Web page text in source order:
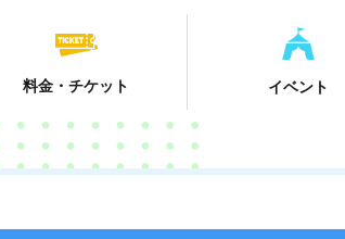
料金・チケット イベント